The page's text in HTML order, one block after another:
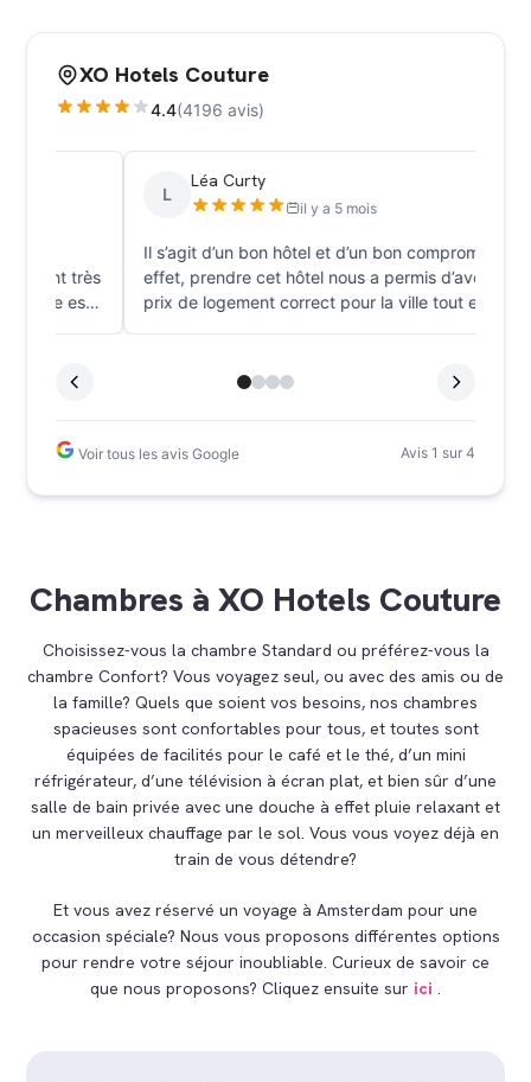
XO Hotels Couture
4.4(4196 avis)
il y a 2 mois
Je ne suis restée qu’une nuit mais les
réceptionnistes, de nuit comme de jour, sont très
sympathiques et professionnel. La chambre est
grande, le lit est confortable. La chambre est
fer à repasser, mini frigo etc. Très calme et
Voir tous les avis Google Avis 1 sur 4
Chambres à XO Hotels Couture
Choisissez-vous la chambre Standard ou préférez-vous la
chambre Confort? Vous voyagez seul, ou avec des amis ou de
la famille? Quels que soient vos besoins, nos chambres
spacieuses sont confortables pour tous, et toutes sont
équipées de facilités pour le café et le thé, d’un mini
réfrigérateur, d’une télévision à écran plat, et bien sûr d’une
salle de bain privée avec une douche à effet pluie relaxant et
un merveilleux chauffage par le sol. Vous vous voyez déjà en
train de vous détendre?
Et vous avez réservé un voyage à Amsterdam pour une
occasion spéciale? Nous vous proposons différentes options
pour rendre votre séjour inoubliable. Curieux de savoir ce
que nous proposons? Cliquez ensuite sur ici .